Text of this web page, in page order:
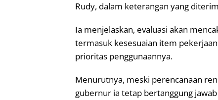
Rudy, dalam keterangan yang
Ia menjelaskan, evaluasi akan
termasuk kesesuaian item
prioritas penggunaannya.
Menurutnya, meski perencanaan
gubernur ia tetap bertanggung